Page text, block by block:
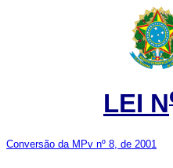
LEI N
Conversão da MPv nº 8, de 2001